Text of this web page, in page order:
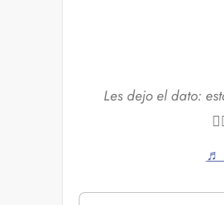
Les dejo el dato:
♬